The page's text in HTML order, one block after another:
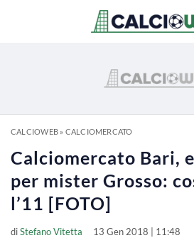
CALCIOWEB» CALCIOMERCATO
Calciomercato Bari,
per mister Grosso:
l’11 [FOTO]
diStefano Vitetta 13 Gen 2018 | 11:48